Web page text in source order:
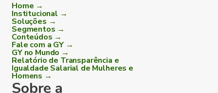
Home →
Institucional →
Soluções →
Segmentos →
Conteúdos →
Fale com a GY →
GY no Mundo →
Relatório de Transparência e
Igualdade Salarial de Mulheres e
Homens →
Sobre a